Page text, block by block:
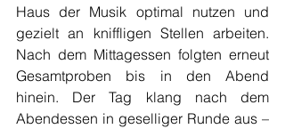
Haus der Musik optimal nutzen und
gezielt an kniffligen Stellen arbeiten.
Nach dem Mittagessen folgten erneut
Gesamtproben bis in den Abend
hinein. Der Tag klang nach dem
Abendessen in geselliger Runde aus –